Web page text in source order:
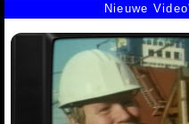
Nieuwe